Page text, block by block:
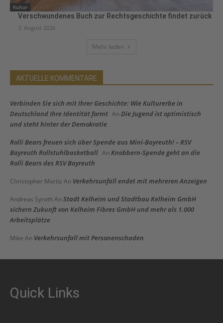
Kultur
Verschwundenes Buch zur Rechtsgeschichte findet zurück
3. August 2026
Mehr laden
AKTUELLE KOMMENTARE
Verbinden Sie sich mit Ihrer Geschichte: Wie Kulturerbe in
Deutschland Ihre Identität formt An Die Jugend ist optimistisch
und steht hinter der Demokratie
Rolli Bears freuen sich über Spende aus Mini-Bayreuth! – RSV
Bayreuth Rollstuhlbasketball An Knobbern-Spende geht an die
Rolli Bears des RSV Bayreuth
Christopher Moritz An Verkehrsunfall endet mit mehreren Anzeigen
Andreas Syroth An Stadt Kelheim und Stadtbau Kelheim GmbH
sichern Zukunft von Kelheim Fibres GmbH und mehr als 1.000
Arbeitsplätze
Mike An Verkehrsunfall mit Personenschaden
Quick Links